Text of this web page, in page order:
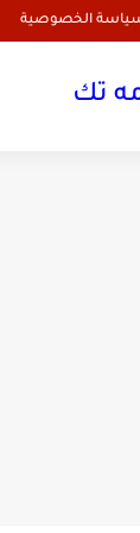
الخصوصية
تك